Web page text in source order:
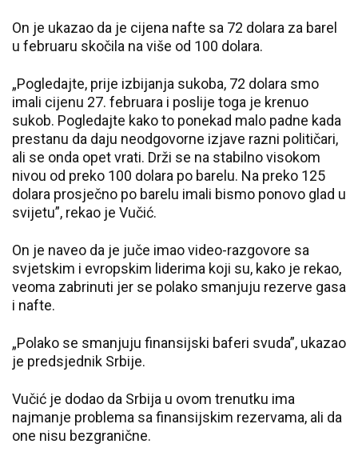
On je ukazao da je cijena nafte sa 72 dolara za barel
u februaru skočila na više od 100 dolara.
„Pogledajte, prije izbijanja sukoba, 72 dolara smo
imali cijenu 27. februara i poslije toga je krenuo
sukob. Pogledajte kako to ponekad malo padne kada
prestanu da daju neodgovorne izjave razni političari,
ali se onda opet vrati. Drži se na stabilno visokom
nivou od preko 100 dolara po barelu. Na preko 125
dolara prosječno po barelu imali bismo ponovo glad u
svijetu”, rekao je Vučić.
On je naveo da je juče imao video-razgovore sa
svjetskim i evropskim liderima koji su, kako je rekao,
veoma zabrinuti jer se polako smanjuju rezerve gasa
i nafte.
„Polako se smanjuju finansijski baferi svuda”, ukazao
je predsjednik Srbije.
Vučić je dodao da Srbija u ovom trenutku ima
najmanje problema sa finansijskim rezervama, ali da
one nisu bezgranične.